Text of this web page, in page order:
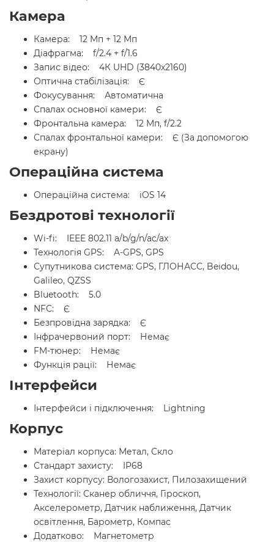
Камера
Камера: 12 Мп + 12 Мп
Діафрагма: f/2.4 + f/1.6
Запис відео: 4К UHD (3840x2160)
Оптична стабілізація: Є
Фокусування: Автоматична
Спалах основної камери: Є
Фронтальна камера: 12 Мп, f/2.2
Спалах фронтальної камери: Є (За допомогою
екрану)
Операційна система
Операційна система: iOS 14
Бездротові технології
Wi-fi: IEEE 802.11 a/b/g/n/ac/ax
Технологія GPS: A-GPS, GPS
Супутникова система: GPS, ГЛОНАСС, Beidou,
Galileo, QZSS
Bluetooth: 5.0
NFC: Є
Безпровідна зарядка: Є
Інфрачервоний порт: Немає
FM-тюнер: Немає
Функція рації: Немає
Інтерфейси
Інтерфейси і підключення: Lightning
Корпус
Матеріал корпуса: Метал, Скло
Стандарт захисту: IP68
Захист корпусу: Вологозахист, Пилозахищений
Технології: Сканер обличчя, Гіроскоп,
Акселерометр, Датчик наближення, Датчик
освітлення, Барометр, Компас
Додатково: Магнетометр